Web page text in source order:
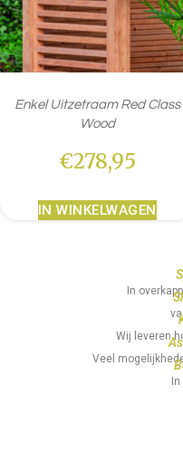
Enkel Uitzetraam Red Class
Wood
€278,95
IN WINKELWAGEN
In
Wij leveren
Veel